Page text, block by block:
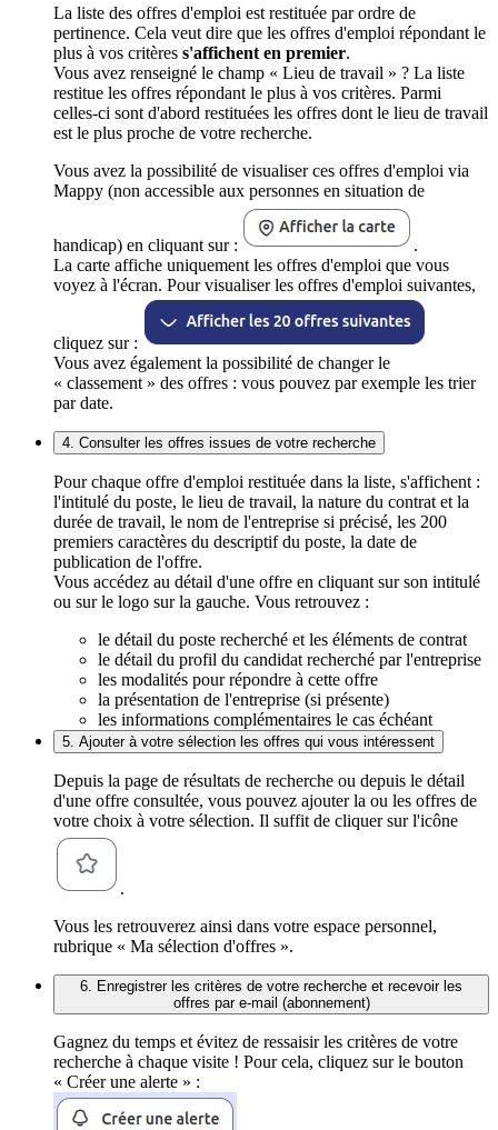
La liste des offres d'emploi est restituée par ordre de
pertinence. Cela veut dire que les offres d'emploi répondant le
plus à vos critères s'affichent en premier.
Vous avez renseigné le champ « Lieu de travail » ? La liste
restitue les offres répondant le plus à vos critères. Parmi
celles-ci sont d'abord restituées les offres dont le lieu de travail
est le plus proche de votre recherche.
Vous avez la possibilité de visualiser ces offres d'emploi via
Mappy (non accessible aux personnes en situation de
handicap) en cliquant sur :
.
La carte affiche uniquement les offres d'emploi que vous
voyez à l'écran. Pour visualiser les offres d'emploi suivantes,
cliquez sur :
Vous avez également la possibilité de changer le
« classement » des offres : vous pouvez par exemple les trier
par date.
4. Consulter les offres issues de votre recherche
Pour chaque offre d'emploi restituée dans la liste, s'affichent :
l'intitulé du poste, le lieu de travail, la nature du contrat et la
durée de travail, le nom de l'entreprise si précisé, les 200
premiers caractères du descriptif du poste, la date de
publication de l'offre.
Vous accédez au détail d'une offre en cliquant sur son intitulé
ou sur le logo sur la gauche. Vous retrouvez :
le détail du poste recherché et les éléments de contrat
le détail du profil du candidat recherché par l'entreprise
les modalités pour répondre à cette offre
la présentation de l'entreprise (si présente)
les informations complémentaires le cas échéant
5. Ajouter à votre sélection les offres qui vous intéressent
Depuis la page de résultats de recherche ou depuis le détail
d'une offre consultée, vous pouvez ajouter la ou les offres de
votre choix à votre sélection. Il suffit de cliquer sur l'icône
.
Vous les retrouverez ainsi dans votre espace personnel,
rubrique « Ma sélection d'offres ».
6. Enregistrer les critères de votre recherche et recevoir les
offres par e-mail (abonnement)
Gagnez du temps et évitez de ressaisir les critères de votre
recherche à chaque visite ! Pour cela, cliquez sur le bouton
« Créer une alerte » :